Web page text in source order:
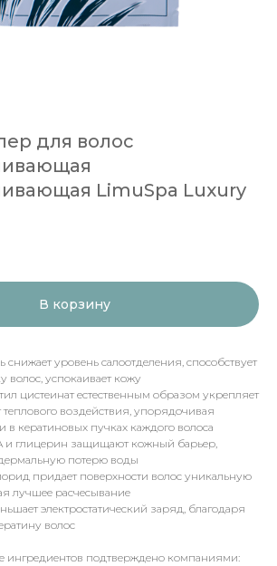
для волос
LimuSpa Luxury
В корзину
снижает уровень салоотделения, способствует
волос, успокаивает кожу
цистеинат естественным образом укрепляет
воздействия, упорядочивая
кератиновых пучках каждого волоса
и глицерин защищают кожный барьер,
потерю воды
придает поверхности волос уникальную
лучшее расчесывание
электростатический заряд, благодаря
волос
ингредиентов подтверждено компаниями: